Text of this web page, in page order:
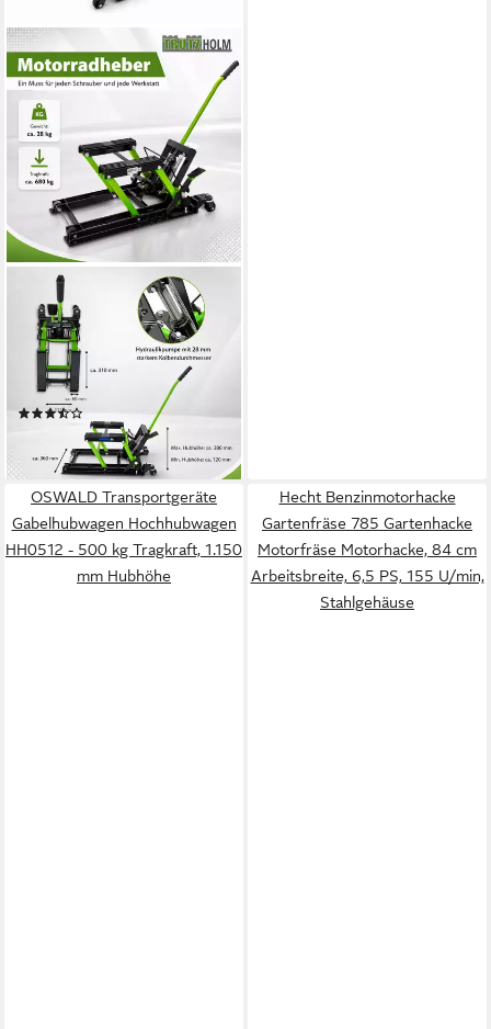
TRUTZHOLM
Hydraulikheber
Motorradheber 680kg
Motorradhebebühne
Motorradheber Motorrad
Hebebühne
lieferbar - in 2-3 Werktagen bei dir
OSWALD Transportgeräte
Gabelhubwagen Hochhubwagen
HH0512 - 500 kg Tragkraft, 1.150
mm Hubhöhe
Hecht Benzinmotorhacke
Gartenfräse 785 Gartenhacke
Motorfräse Motorhacke, 84 cm
Arbeitsbreite, 6,5 PS, 155 U/min,
Stahlgehäuse